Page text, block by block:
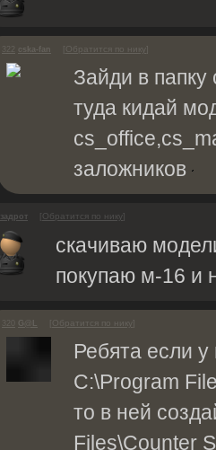
cska-fan [Обратится по нику ]
Зайди в папку
туда кидай
заложников
задрот [Обратится по нику]
скачиваю
покупаю м-16 и
G@L [Обратится по нику ]
Ребята если
C:\Program
то в ней
Files\Counter